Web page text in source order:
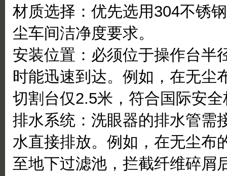
材质选择：优先选用304不锈
尘车间洁净度要求。
安装位置：必须位于操作台半
时能迅速到达。例如，在无尘
切割台仅2.5米，符合国际安
排水系统：洗眼器的排水管需
水直接排放。例如，在无尘布
至地下过滤池，拦截纤维碎屑